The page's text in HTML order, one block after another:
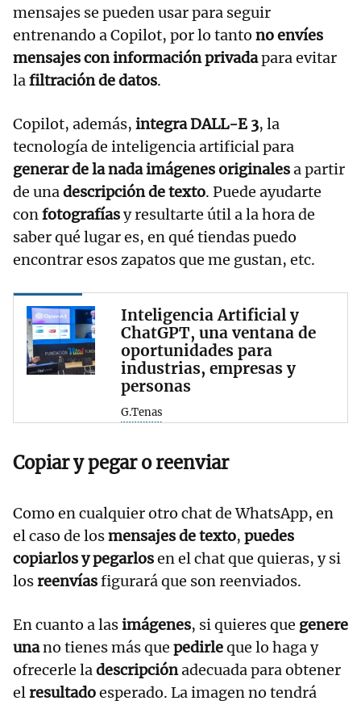
mensajes se pueden usar para seguir
entrenando a Copilot, por lo tanto no envíes
mensajes con información privadapara evitar
lafiltración de datos.
Copilot, además, integra DALL-E 3, la
tecnología de inteligencia artificial para
generar de la nada imágenes originalesa partir
de unadescripción de texto. Puede ayudarte
confotografíasy resultarte útil a la hora de
saber qué lugar es, en qué tiendas puedo
encontrar esos zapatos que me gustan, etc.
Inteligencia Artificial y
ChatGPT, una ventana de
oportunidades para
industrias, empresas y
personas
G.Tenas
Copiar y pegar o reenviar
Como en cualquier otro chat de WhatsApp, en
el caso de losmensajes de texto, puedes
copiarlos y pegarlosen el chat que quieras, y si
losreenvíasfigurará que son reenviados.
En cuanto a lasimágenes, si quieres que genere
unano tienes más que pedirleque lo haga y
ofrecerle ladescripciónadecuada para obtener
elresultadoesperado. La imagen no tendrá